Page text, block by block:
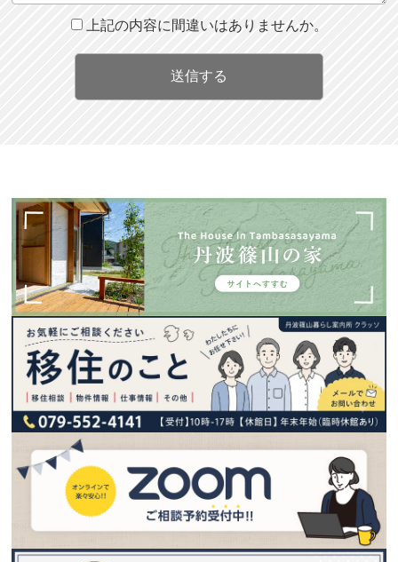
上記の内容に間違いはありませんか。